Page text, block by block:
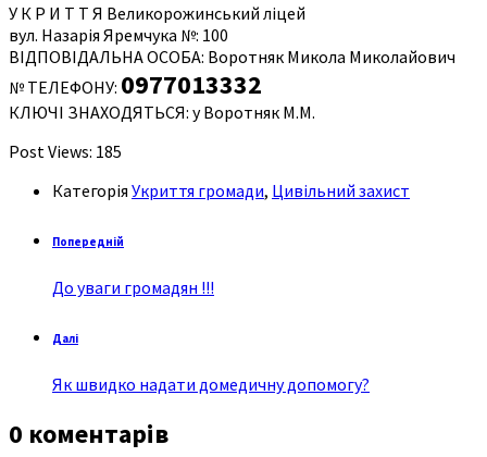
У К Р И Т Т Я Великорожинський ліцей
вул. Назарія Яремчука №: 100
ВІДПОВІДАЛЬНА ОСОБА: Воротняк Микола Миколайович
№ ТЕЛЕФОНУ: 0977013332
КЛЮЧІ ЗНАХОДЯТЬСЯ: у Воротняк М.М.
Post Views: 185
Категорія Укриття громади, Цивільний захист
Попередній
До уваги громадян !!!
Далі
Як швидко надати домедичну допомогу?
0 коментарів